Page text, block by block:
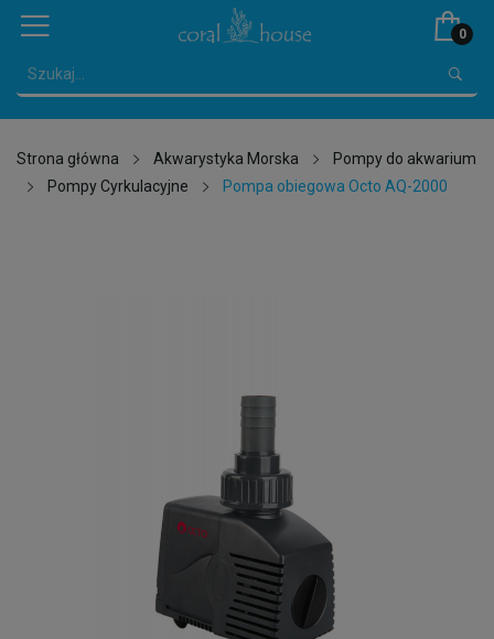
0
Strona główna Akwarystyka Morska
Pompy do akwarium
Pompy Cyrkulacyjne
Pompa obiegowa Octo AQ-2000